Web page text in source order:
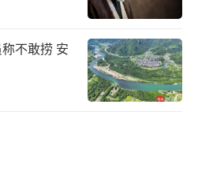
不敢捞 安